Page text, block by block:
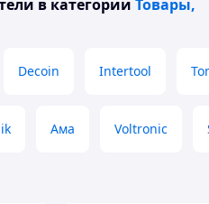
в категории Товары,
Decoin Intertool
Ама Voltronic